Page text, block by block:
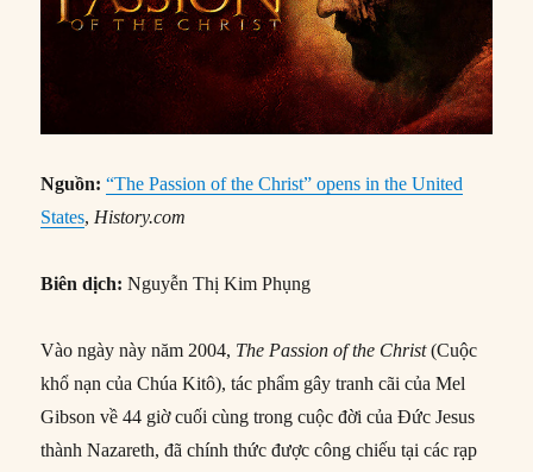
Nguồn:“The Passion of the Christ” opens in the United
States, History.com
Biên dịch:Nguyễn Thị Kim Phụng
Vào ngày này năm 2004, The Passion of the Christ(Cuộc
khổ nạn của Chúa Kitô), tác phẩm gây tranh cãi của Mel
Gibson về 44 giờ cuối cùng trong cuộc đời của Đức Jesus
thành Nazareth, đã chính thức được công chiếu tại các rạp